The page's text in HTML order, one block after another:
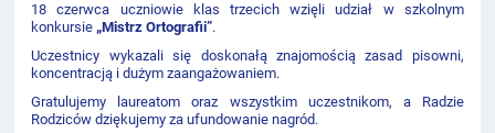
18 czerwca uczniowie klas trzecich wzięli udział w szkolnym
konkursie „Mistrz Ortografii”.
Uczestnicy wykazali się doskonałą znajomością zasad pisowni,
koncentracją i dużym zaangażowaniem.
Gratulujemy laureatom oraz wszystkim uczestnikom, a Radzie
Rodziców dziękujemy za ufundowanie nagród.